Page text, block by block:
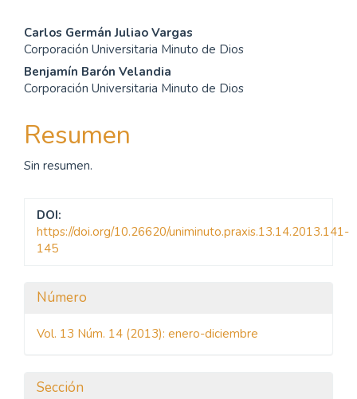
Contenido
principal
del
artículo
Carlos Germán Juliao Vargas
Corporación Universitaria Minuto de Dios
Benjamín Barón Velandia
Corporación Universitaria Minuto de Dios
Resumen
Sin resumen.
DOI:
https://doi.org/10.26620/uniminuto.praxis.13.14.2013.141-
145
Detalles
del
Número
Vol. 13 Núm. 14 (2013): enero-diciembre
Sección